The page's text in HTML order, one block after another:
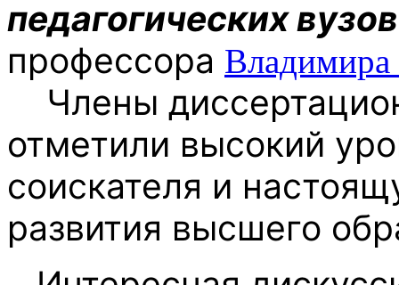
педагогических
профессора Владимира
Члены
отметили высокий
соискателя и
развития высшего